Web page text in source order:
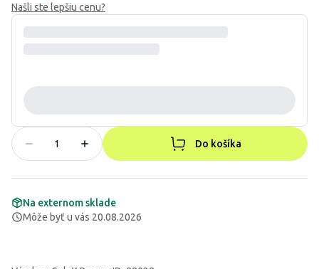
Našli ste lepšiu cenu?
Do košíka
Na externom sklade
Môže byť u vás 20.08.2026